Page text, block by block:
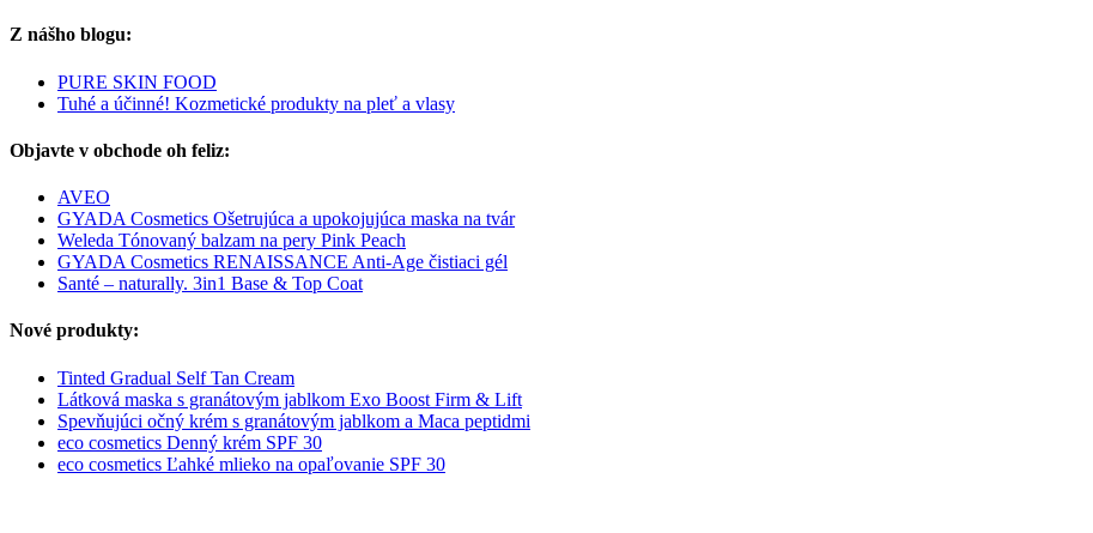
Z nášho blogu:
PURE SKIN FOOD
Tuhé a účinné! Kozmetické produkty na pleť a vlasy
Objavte v obchode oh feliz:
AVEO
GYADA Cosmetics Ošetrujúca a upokojujúca maska na tvár
Weleda Tónovaný balzam na pery Pink Peach
GYADA Cosmetics RENAISSANCE Anti-Age čistiaci gél
Santé – naturally. 3in1 Base & Top Coat
Nové produkty:
Tinted Gradual Self Tan Cream
Látková maska s granátovým jablkom Exo Boost Firm & Lift
Spevňujúci očný krém s granátovým jablkom a Maca peptidmi
eco cosmetics Denný krém SPF 30
eco cosmetics Ľahké mlieko na opaľovanie SPF 30